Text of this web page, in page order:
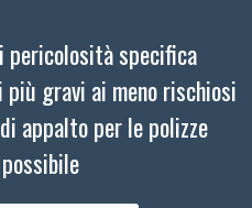
pericolosità specifica
gravi ai meno rischiosi
appalto per le polizze